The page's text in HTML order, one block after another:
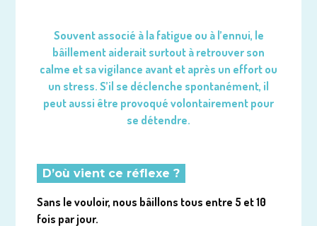
Souvent associé à la fatigue ou à l’ennui, le
bâillement aiderait surtout à retrouver son
calme et sa vigilance avant et après un effort ou
un stress. S’il se déclenche spontanément, il
peut aussi être provoqué volontairement pour
se détendre.
D’où vient ce réflexe ?
Sans le vouloir, nous bâillons tous entre 5 et 10
fois par jour.